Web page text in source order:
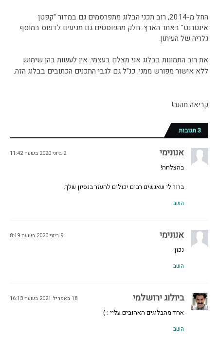
החל מ-2014, רוב תכני הבלוג מתפרסמים גם במדור "קפטן
אינטרנט" באתר הארץ. חלק מהפוסטים גם מגיעים לדפוס במוסף
גלריה של העיתון.
את רוב התמונות בבלוג אני מצלם בעצמי. אין לעשות בהן שימוש
ללא אישור מפורש ממני. כנ"ל גם לגבי התכנים הכתובים בבלוג הזה.
קריאה מהנה!
3 תגובות
אנונימי 2 ביוני 2020 בשעה 11:42
בהצלחה!
ברור לי שאנשים רבים יכולים להעזר בנסיון שלך.
השב
אנונימי 9 ביוני 2020 בשעה 8:19
נכון
השב
ביולוג ירושלמי 18 באפריל 2021 בשעה 16:13
אחד מהבלוגים האהובים עליי :-)
השב